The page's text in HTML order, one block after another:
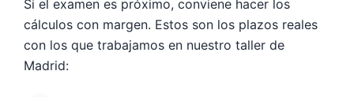
Si el examen es próximo, conviene hacer los
cálculos con margen. Estos son los plazos reales
con los que trabajamos en nuestro taller de
Madrid: